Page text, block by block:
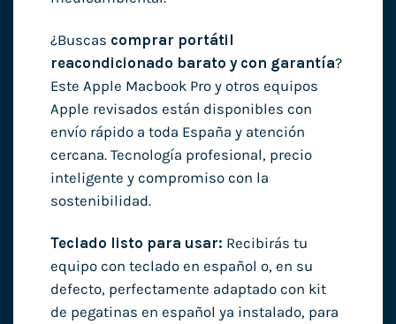
¿Buscas comprar portátil
reacondicionado barato y con garantía?
Este Apple Macbook Pro y otros equipos
Apple revisados están disponibles con
envío rápido a toda España y atención
cercana. Tecnología profesional, precio
inteligente y compromiso con la
sostenibilidad.
Teclado listo para usar: Recibirás tu
equipo con teclado en español o, en su
defecto, perfectamente adaptado con kit
de pegatinas en español ya instalado, para